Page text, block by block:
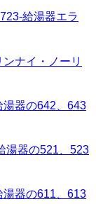
給湯器エラ
ナイ・ノーリ
器の642、643
湯器の521、523
器の611、613